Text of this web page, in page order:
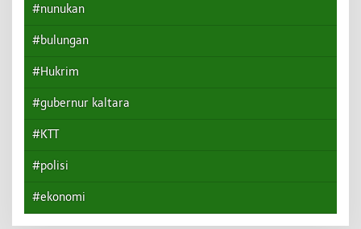
#nunukan
#bulungan
#Hukrim
#gubernur kaltara
#KTT
#polisi
#ekonomi